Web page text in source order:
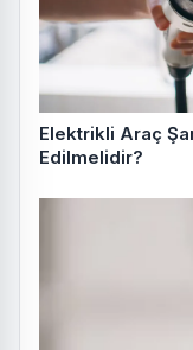
Elektrikli Araç
Edilmelidir?